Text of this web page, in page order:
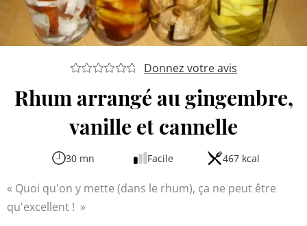
Donnez votre avis
Rhum arrangé au gingembre,
vanille et cannelle
30 mn Facile 467 kcal
Quoi qu'on y mette (dans le rhum), ça ne peut être
qu'excellent !